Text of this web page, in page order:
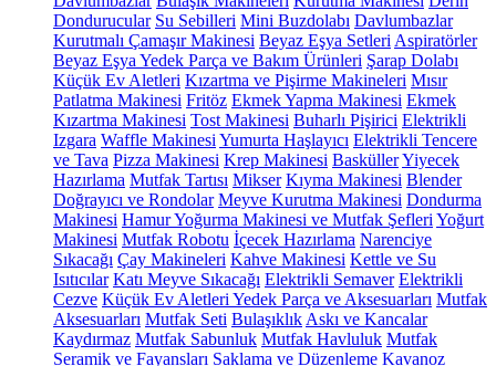
Dondurucular Su Sebilleri Mini Buzdolabı Davlumbazlar
Kurutmalı Çamaşır Makinesi Beyaz Eşya Setleri Aspiratörler
Beyaz Eşya Yedek Parça ve Bakım Ürünleri Şarap Dolabı
Küçük Ev Aletleri Kızartma ve Pişirme Makineleri Mısır
Patlatma Makinesi Fritöz Ekmek Yapma Makinesi Ekmek
Kızartma Makinesi Tost Makinesi Buharlı Pişirici Elektrikli
Izgara Waffle Makinesi Yumurta Haşlayıcı Elektrikli Tencere
ve Tava Pizza Makinesi Krep Makinesi BasküllerYiyecek
Hazırlama Mutfak Tartısı Mikser Kıyma Makinesi Blender
Doğrayıcı ve Rondolar Meyve Kurutma Makinesi Dondurma
Makinesi Hamur Yoğurma Makinesi ve Mutfak Şefleri Yoğurt
Makinesi Mutfak Robotu İçecek Hazırlama Narenciye
Sıkacağı Çay Makineleri Kahve Makinesi Kettle ve Su
Isıtıcılar Katı Meyve Sıkacağı Elektrikli Semaver Elektrikli
Cezve Küçük Ev Aletleri Yedek Parça ve Aksesuarları Mutfak
Aksesuarları Mutfak Seti Bulaşıklık Askı ve Kancalar
Kaydırmaz Mutfak Sabunluk Mutfak Havluluk Mutfak
Seramik ve Fayansları Saklama ve Düzenleme Kavanoz